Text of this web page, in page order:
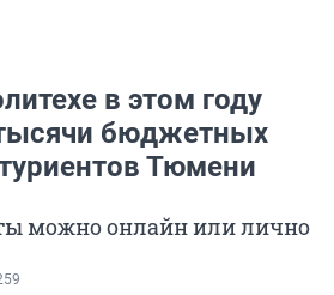
в этом году
бюджетных
Тюмени
можно онлайн или лично